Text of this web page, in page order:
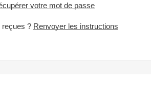
votre mot de passe
reçues ? Renvoyer les instructions